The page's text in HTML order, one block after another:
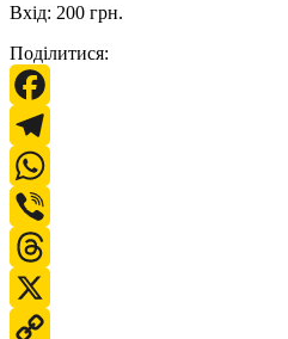
Вхід: 200 грн.
Поділитися:
Facebook
Telegram
WhatsApp
Viber
Threads
X